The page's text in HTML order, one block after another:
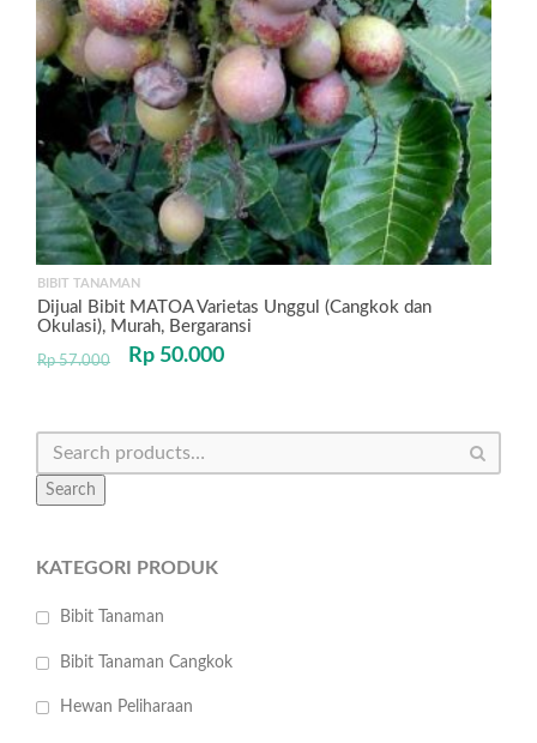
BIBIT TANAMAN
Dijual Bibit MATOA Varietas Unggul (Cangkok dan
Okulasi), Murah, Bergaransi
Rp57.000 Rp 50.000
Search
KATEGORI PRODUK
Bibit Tanaman
Bibit Tanaman Cangkok
Hewan Peliharaan